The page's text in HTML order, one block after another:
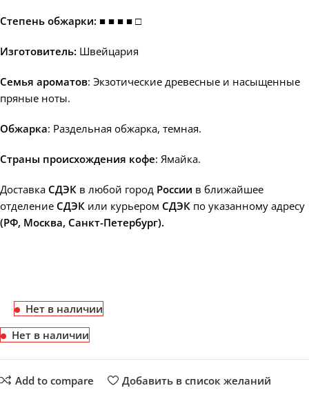
Степень обжарки: ■ ■ ■ ■ □
Изготовитель: Швейцария
Семья ароматов: Экзотические древесные и насыщенные
пряные ноты.
Обжарка: Раздельная обжарка, темная.
Страны происхождения кофе: Ямайка.
Доставка СДЭК в любой город России в ближайшее
отделение СДЭК или курьером СДЭК по указанному адресу
(РФ, Москва, Санкт-Петербург).
Нет в наличии
Нет в наличии
Add to compare Добавить в список желаний